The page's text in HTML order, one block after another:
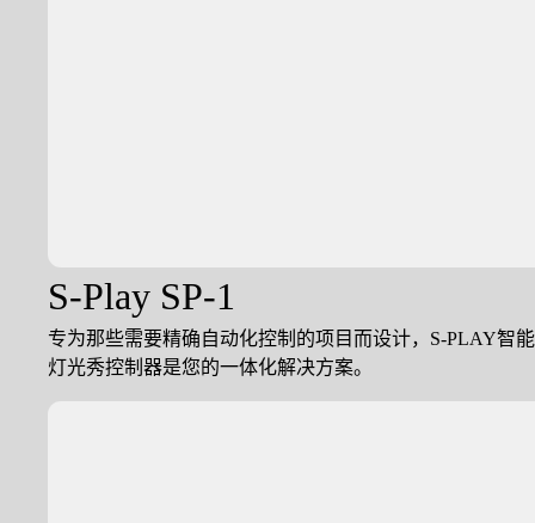
S-Play SP-1
专为那些需要精确自动化控制的项目而设计，S-PLAY智能
灯光秀控制器是您的一体化解决方案。